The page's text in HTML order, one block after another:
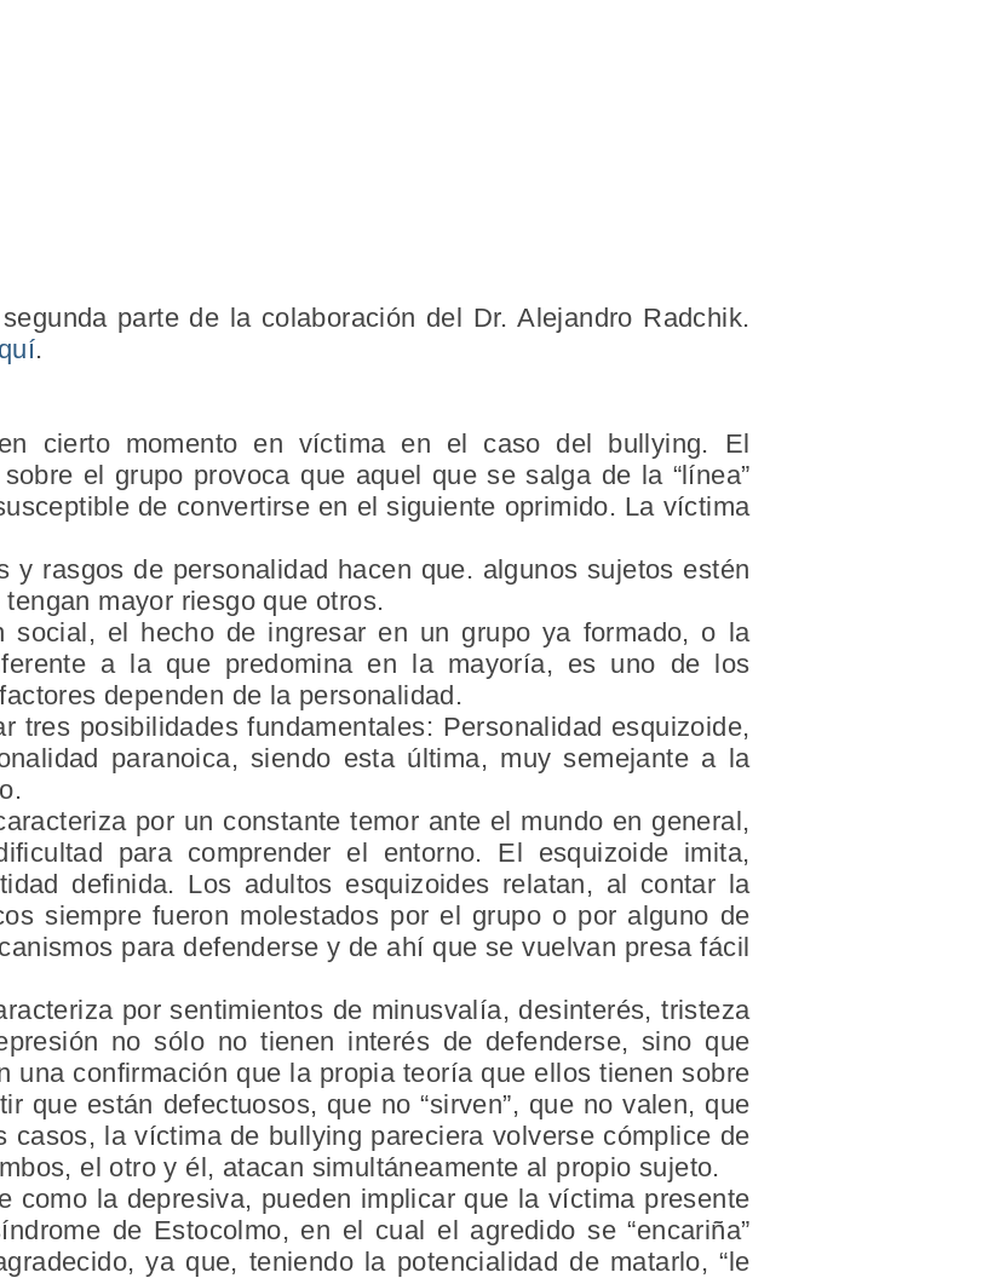
parte de la colaboración del Dr. Alejandro Radchik.
.
cierto momento en víctima en el caso del bullying. El
el grupo provoca que aquel que se salga de la “línea”
de convertirse en el siguiente oprimido. La víctima
y rasgos de personalidad hacen que. algunos sujetos estén
mayor riesgo que otros.
social, el hecho de ingresar en un grupo ya formado, o la
a la que predomina en la mayoría, es uno de los
dependen de la personalidad.
tres posibilidades fundamentales: Personalidad esquizoide,
paranoica, siendo esta última, muy semejante a la
por un constante temor ante el mundo en general,
para comprender el entorno. El esquizoide imita,
definida. Los adultos esquizoides relatan, al contar la
siempre fueron molestados por el grupo o por alguno de
para defenderse y de ahí que se vuelvan presa fácil
por sentimientos de minusvalía, desinterés, tristeza
no sólo no tienen interés de defenderse, sino que
una confirmación que la propia teoría que ellos tienen sobre
que están defectuosos, que no “sirven”, que no valen, que
casos, la víctima de bullying pareciera volverse cómplice de
el otro y él, atacan simultáneamente al propio sujeto.
como la depresiva, pueden implicar que la víctima presente
de Estocolmo, en el cual el agredido se “encariña”
ya que, teniendo la potencialidad de matarlo, “le